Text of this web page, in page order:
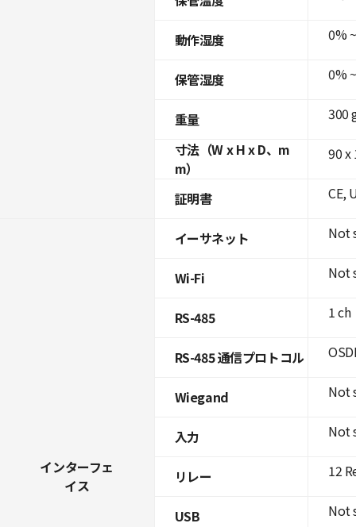
動作湿度
保管湿度
重量
寸法（W x H x D、m
m）
証明書
インターフェ
イス
イーサネット
Wi-Fi
RS-485
RS-485 通信プロトコル
Wiegand
入力
リレー
USB
0%
0%
300
90 x
CE,
Not
Not
1 ch
Not
Not
12
Not